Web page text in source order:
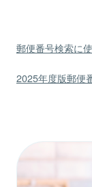
郵便番号検索に
2025年度版郵便